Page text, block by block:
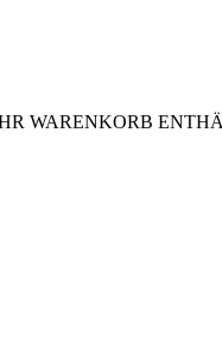
WARENKORB E